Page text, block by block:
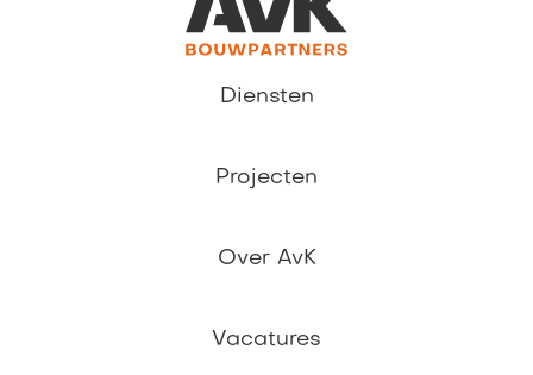
Diensten
Projecten
Over AvK
Vacatures